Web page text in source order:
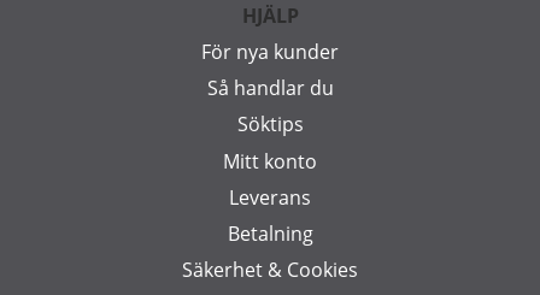
HJÄLP
För nya kunder
Så handlar du
Söktips
Mitt konto
Leverans
Betalning
Säkerhet & Cookies